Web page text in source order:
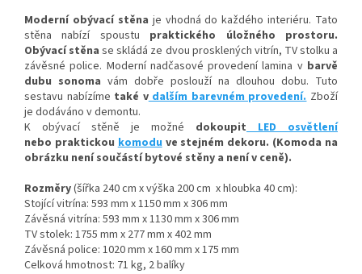
Moderní obývací stěna je vhodná do každého interiéru. Tato
stěna nabízí spoustu praktického úložného prostoru.
Obývací stěnase skládá ze dvou prosklených vitrín, TV stolku a
závěsné police. Moderní nadčasové provedení lamina vbarvě
dubu sonoma vám dobře poslouží na dlouhou dobu. Tuto
sestavu nabízíme také vdalším barevném provedení. Zboží
je dodáváno v demontu.
K obývací stěně je možné dokoupit LED osvětlení
nebo praktickou komodu ve stejném dekoru. (Komoda na
obrázku není součástí bytové stěny a není v ceně).
Rozměry(šířka 240 cm x výška 200 cm x hloubka 40 cm):
Stojící vitrína: 593 mm x 1150 mm x 306 mm
Závěsná vitrína: 593 mm x 1130 mm x 306 mm
TV stolek: 1755 mm x 277 mm x 402 mm
Závěsná police: 1020 mm x 160 mm x 175 mm
Celková hmotnost: 71 kg, 2 balíky